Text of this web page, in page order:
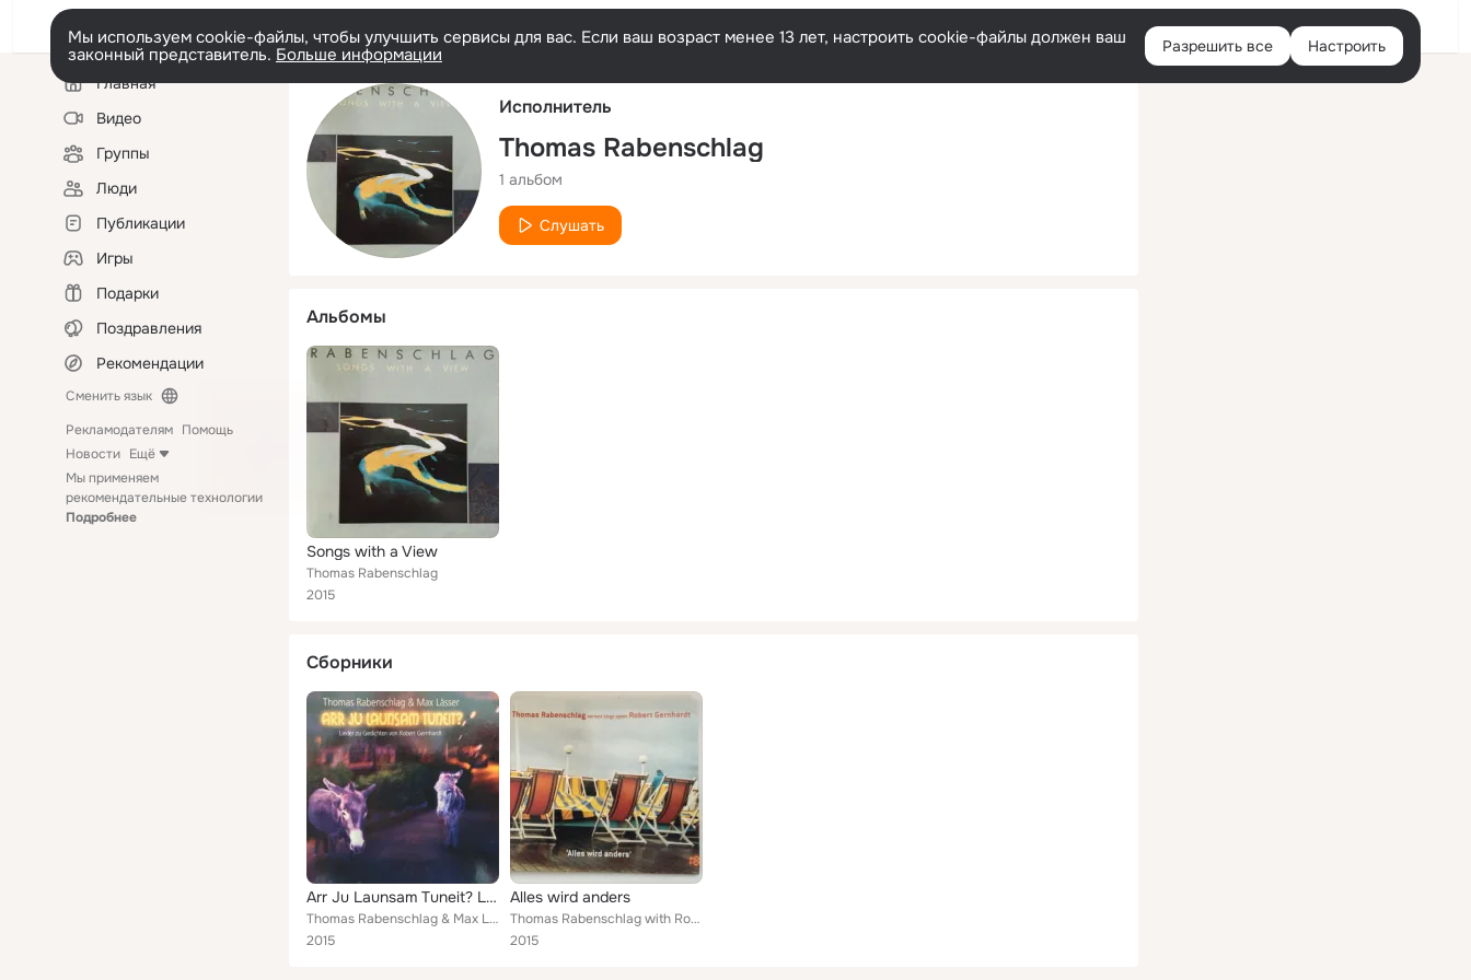
Русский Войти
Мы используем cookie-файлы, чтобы улучшить сервисы для вас. Если ваш возраст менее 13 лет, настроить cookie-файлы должен ваш
законный представитель. Больше информации Разрешить все Настроить
Левая
колонкаГлавная
Видео
Группы
Люди
Публикации
Игры
Подарки
Поздравления
Рекомендации
Сменить язык
Рекламодателям Помощь
Новости Ещё
Мы применяем
рекомендательные технологии
Подробнее
Исполнитель
Thomas Rabenschlag
1 альбом
Слушать
Альбомы
Songs with a View
Thomas Rabenschlag
2015
Сборники
Arr Ju Launsam Tuneit? Lieder zu Gedichten von Robert Gernhardt
Thomas Rabenschlag & Max Lässer
2015
Alles wird anders
Thomas Rabenschlag with Robert Gernhardt
2015